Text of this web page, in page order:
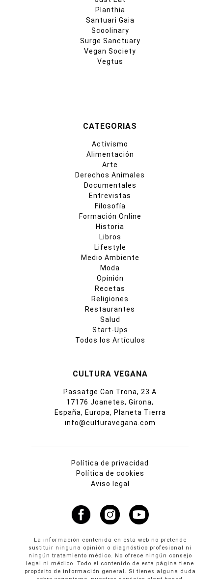
Planthia
Santuari Gaia
Scoolinary
Surge Sanctuary
Vegan Society
Vegtus
CATEGORIAS
Activismo
Alimentación
Arte
Derechos Animales
Documentales
Entrevistas
Filosofía
Formación Online
Historia
Libros
Lifestyle
Medio Ambiente
Moda
Opinión
Recetas
Religiones
Restaurantes
Salud
Start-Ups
Todos los Artículos
CULTURA VEGANA
Passatge Can Trona, 23 A
17176 Joanetes, Girona,
España, Europa, Planeta Tierra
info@culturavegana.com
Política de privacidad
Política de cookies
Aviso legal
La información contenida en esta web no pretende
sustituir ninguna opinión o diagnóstico profesional ni
ningún tratamiento médico. No ofrece ningún consejo
legal ni médico. Todo el contenido de esta página tiene
propósito de información general. Si tienes alguna duda